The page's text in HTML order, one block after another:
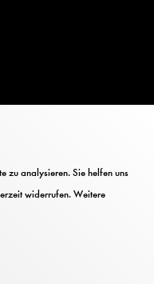
zu analysieren. Sie helfen uns
widerrufen. Weitere